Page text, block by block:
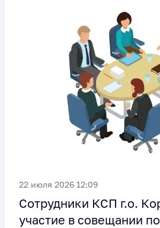
22 июля 2026 12:09
Сотрудники КСП г.о.
участие в совещании